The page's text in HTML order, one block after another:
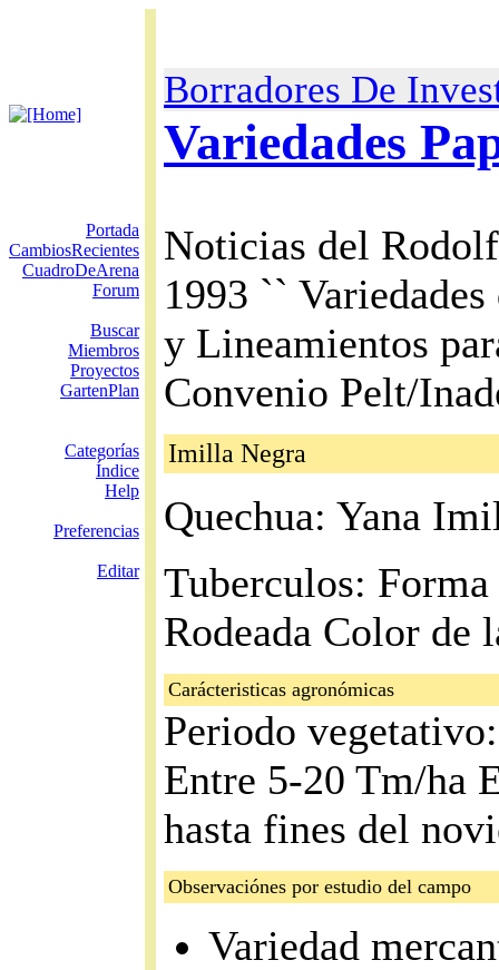
Borradores De
Variedades
Portada
CambiosRecientes
CuadroDeArena
Forum
Buscar
Miembros
Proyectos
GartenPlan
Categorías
Índice
Help
Preferencias
Editar
Noticias del
1993 ``
y Lineamientos
Convenio Pelt/
Imilla Negra
Quechua: Yana
Tuberculos:
Rodeada Color de
Carácteristicas agronómicas
Periodo
Entre 5-20 Tm/ha
hasta fines del
Observaciónes por estudio del campo
Variedad